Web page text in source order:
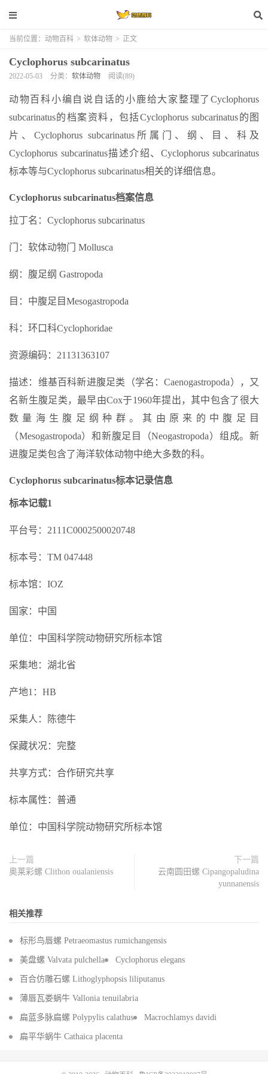
当前位置： 动物百科 > 软体动物 > 正文
Cyclophorus subcarinatus
2022-05-03 分类： 软体动物 阅读(89)
动物百科小编自说自话的小鹿给大家整理了Cyclophorus
subcarinatus的档案资料，包括Cyclophorus subcarinatus的图
片、Cyclophorus subcarinatus所属门、纲、目、科及
Cyclophorus subcarinatus描述介绍、Cyclophorus subcarinatus
标本等与Cyclophorus subcarinatus相关的详细信息。
Cyclophorus subcarinatus档案信息
拉丁名：Cyclophorus subcarinatus
门：软体动物门 Mollusca
纲：腹足纲 Gastropoda
目：中腹足目Mesogastropoda
科：环口科Cyclophoridae
资源编码：21131363107
描述：维基百科新进腹足类（学名：Caenogastropoda），又
名新生腹足类，最早由Cox于1960年提出，其中包含了很大
数量海生腹足纲种群。其由原来的中腹足目
（Mesogastropoda）和新腹足目（Neogastropoda）组成。新
进腹足类包含了海洋软体动物中绝大多数的科。
Cyclophorus subcarinatus标本记录信息
标本记载1
平台号：2111C0002500020748
标本号：TM 047448
标本馆：IOZ
国家：中国
单位：中国科学院动物研究所标本馆
采集地：湖北省
产地1：HB
采集人：陈德牛
保藏状况：完整
共享方式：合作研究共享
标本属性：普通
单位：中国科学院动物研究所标本馆
上一篇
奥莱彩螺 Clithon oualaniensis
下一篇
云南圆田螺 Cipangopaludina
yunnanensis
相关推荐
标形鸟唇螺 Petraeomastus rumichangensis
美盘螺 Valvata pulchella Cyclophorus elegans
百合仿雕石螺 Lithoglyphopsis liliputanus
薄唇瓦娄蜗牛 Vallonia tenuilabria
扁蓝多脉扁螺 Polypylis calathus Macrochlamys davidi
扁平华蜗牛 Cathaica placenta